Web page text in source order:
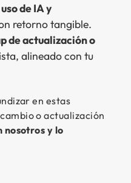
de IA y
retorno tangible.
de actualización o
alineado con tu
en estas
o actualización
nosotros y lo